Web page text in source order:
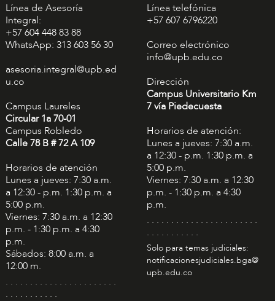
Línea de Asesoría
Integral:
+57 604 448 83 88
WhatsApp: 313 603 56 30
asesoria.integral@upb.ed
u.co
Campus Laureles
Circular 1a 70-01
Campus Robledo
Calle 78 B # 72 A 109
Horarios de atención
Lunes a jueves: 7:30 a.m.
a 12:30 - p.m. 1:30 p.m. a
5:00 p.m.
Viernes: 7:30 a.m. a 12:30
p.m. - 1:30 p.m. a 4:30
p.m.
Sábados: 8:00 a.m. a
12:00 m.
. . . . . . . . . . . . . . . . . . . . . . .
. . . . . . . . . . .
Línea telefónica
+57 607 6796220
Correo electrónico
info@upb.edu.co
Dirección
Campus Universitario Km
7 vía Piedecuesta
Horarios de atención:
Lunes a jueves: 7:30 a.m.
a 12:30 - p.m. 1:30 p.m. a
5:00 p.m.
Viernes: 7:30 a.m. a 12:30
p.m. - 1:30 p.m. a 4:30
p.m.
. . . . . . . . . . . . . . . . . . . . . . .
. . . . . . . . . . .
Solo para temas judiciales:
notificacionesjudiciales.bga@
upb.edu.co